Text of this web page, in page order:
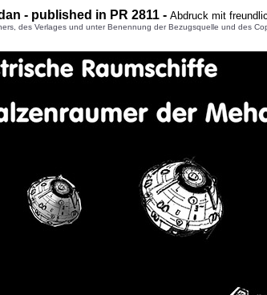
- published in PR 2811 - Abdruck mit
des Verlages und unter Benennung der Bezugsquelle und des